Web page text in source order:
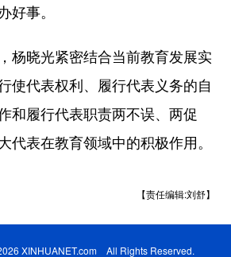
好事。
晓光紧密结合当前教育发展实
使代表权利、履行代表义务的自
和履行代表职责两不误、两促
代表在教育领域中的积极作用。
【责任编辑:刘舒】
XINHUANET.com All Rights Reserved.